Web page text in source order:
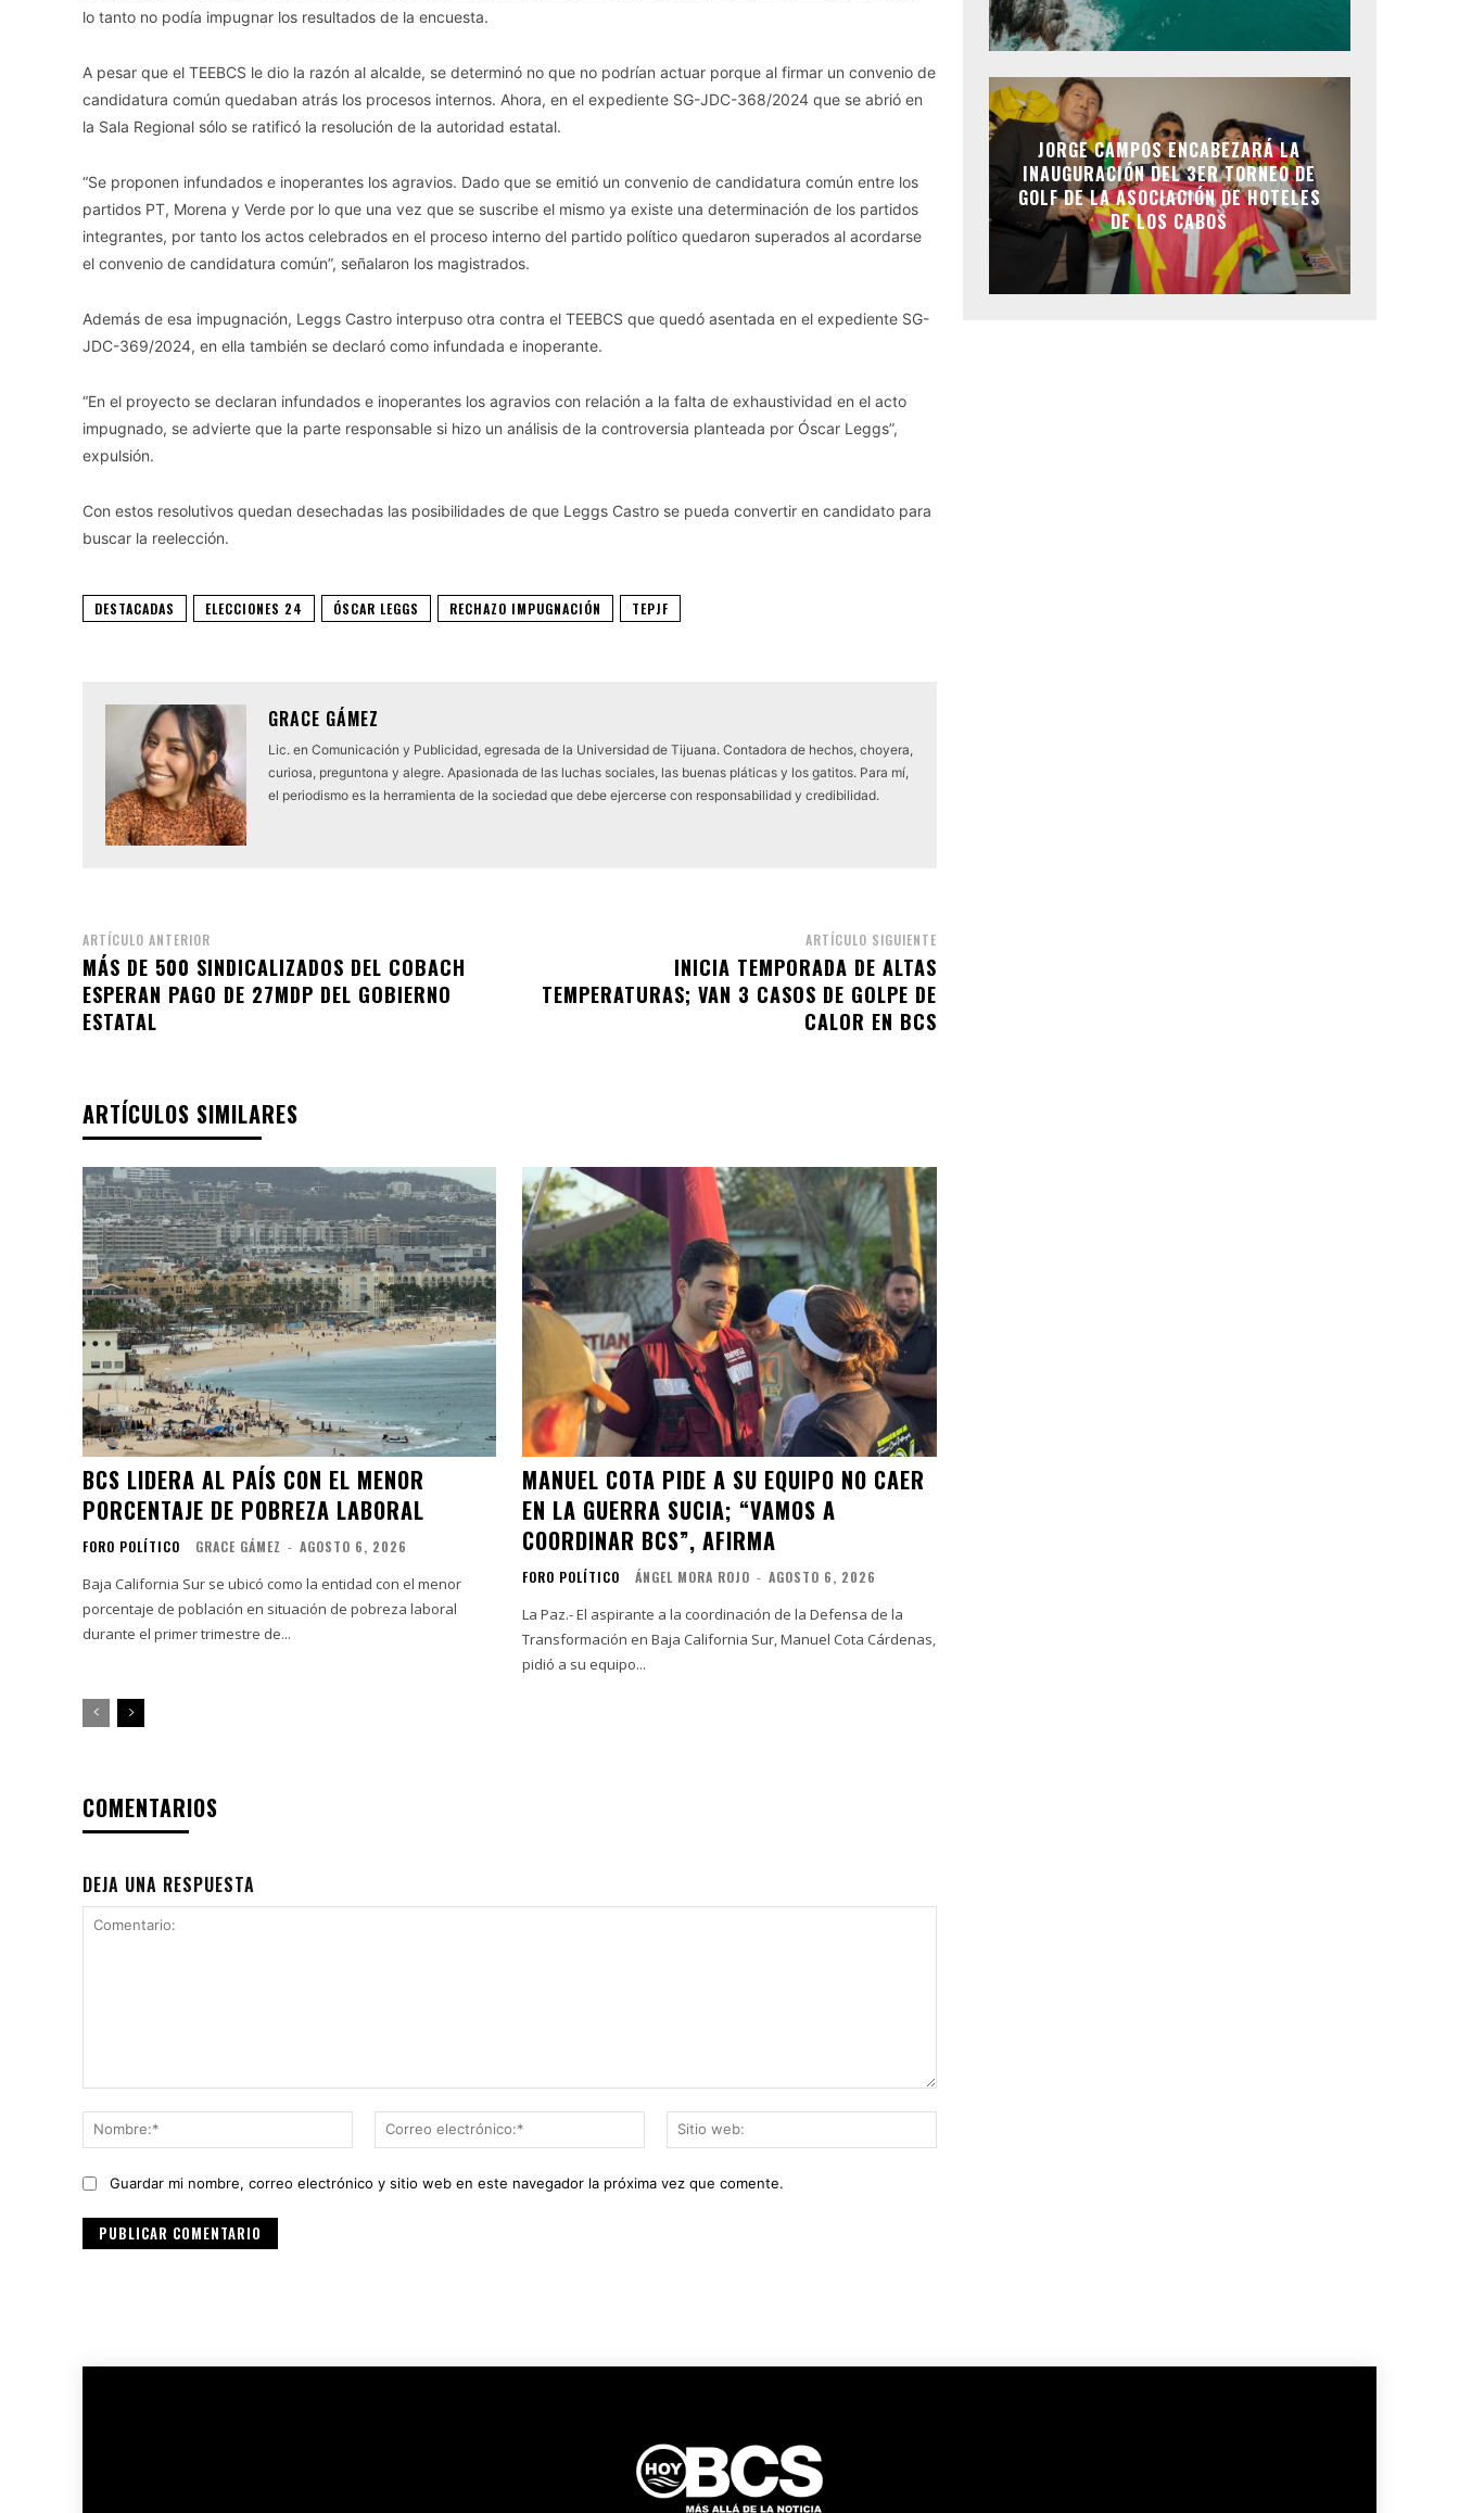
lo tanto no podía impugnar los resultados de la encuesta.
A pesar que el TEEBCS le dio la razón al alcalde, se determinó no que no podrían actuar porque al firmar un convenio de
candidatura común quedaban atrás los procesos internos. Ahora, en el expediente SG-JDC-368/2024 que se abrió en
la Sala Regional sólo se ratificó la resolución de la autoridad estatal.
“Se proponen infundados e inoperantes los agravios. Dado que se emitió un convenio de candidatura común entre los
partidos PT, Morena y Verde por lo que una vez que se suscribe el mismo ya existe una determinación de los partidos
integrantes, por tanto los actos celebrados en el proceso interno del partido político quedaron superados al acordarse
el convenio de candidatura común”, señalaron los magistrados.
Además de esa impugnación, Leggs Castro interpuso otra contra el TEEBCS que quedó asentada en el expediente SG-
JDC-369/2024, en ella también se declaró como infundada e inoperante.
“En el proyecto se declaran infundados e inoperantes los agravios con relación a la falta de exhaustividad en el acto
impugnado, se advierte que la parte responsable si hizo un análisis de la controversia planteada por Óscar Leggs”,
expulsión.
Con estos resolutivos quedan desechadas las posibilidades de que Leggs Castro se pueda convertir en candidato para
buscar la reelección.
DESTACADAS ELECCIONES 24 ÓSCAR LEGGS RECHAZO IMPUGNACIÓN TEPJF
GRACE GÁMEZ
Lic. en Comunicación y Publicidad, egresada de la Universidad de Tijuana. Contadora de hechos, choyera,
curiosa, preguntona y alegre. Apasionada de las luchas sociales, las buenas pláticas y los gatitos. Para mí,
el periodismo es la herramienta de la sociedad que debe ejercerse con responsabilidad y credibilidad.
ARTÍCULO ANTERIOR
MÁS DE 500 SINDICALIZADOS DEL COBACH
ESPERAN PAGO DE 27MDP DEL GOBIERNO
ESTATAL
ARTÍCULO SIGUIENTE
INICIA TEMPORADA DE ALTAS
TEMPERATURAS; VAN 3 CASOS DE GOLPE DE
CALOR EN BCS
ARTÍCULOS SIMILARES
BCS LIDERA AL PAÍS CON EL MENOR
PORCENTAJE DE POBREZA LABORAL
FORO POLÍTICO GRACE GÁMEZ - AGOSTO 6, 2026
Baja California Sur se ubicó como la entidad con el menor
porcentaje de población en situación de pobreza laboral
durante el primer trimestre de...
MANUEL COTA PIDE A SU EQUIPO NO CAER
EN LA GUERRA SUCIA; “VAMOS A
COORDINAR BCS”, AFIRMA
FORO POLÍTICO ÁNGEL MORA ROJO - AGOSTO 6, 2026
La Paz.- El aspirante a la coordinación de la Defensa de la
Transformación en Baja California Sur, Manuel Cota Cárdenas,
pidió a su equipo...
COMENTARIOS
DEJA UNA RESPUESTA
Nombre:*
Correo
electrónico:*
web:
Guardar mi nombre, correo electrónico y sitio web en este navegador la próxima vez que comente.
JORGE CAMPOS ENCABEZARÁ LA
INAUGURACIÓN DEL 3ER TORNEO DE
GOLF DE LA ASOCIACIÓN DE HOTELES
DE LOS CABOS